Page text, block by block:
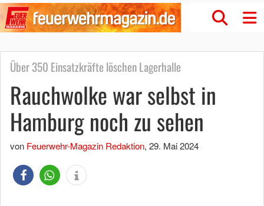
Über 350 Einsatzkräfte löschen Lagerhalle
Rauchwolke war selbst in
Hamburg noch zu sehen
von Feuerwehr-Magazin Redaktion, 29. Mai 2024